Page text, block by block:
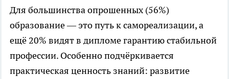
Для большинства опрошенных (56%)
образование — это путь к самореализации, а
ещё 20% видят в дипломе гарантию стабильной
профессии. Особенно подчёркивается
практическая ценность знаний: развитие